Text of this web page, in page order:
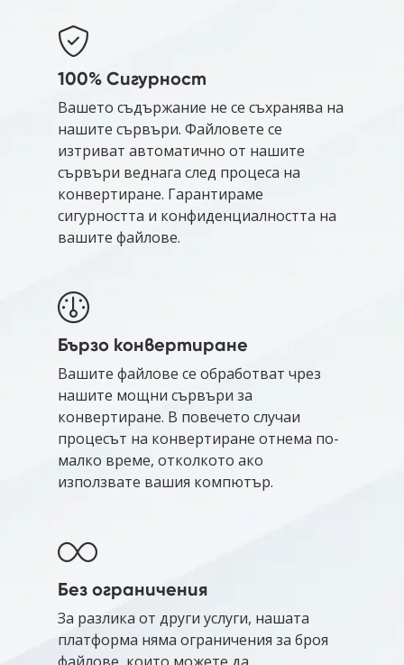
100% Сигурност
Вашето съдържание не се съхранява на
нашите сървъри. Файловете се
изтриват автоматично от нашите
сървъри веднага след процеса на
конвертиране. Гарантираме
сигурността и конфиденциалността на
вашите файлове.
Бързо конвертиране
Вашите файлове се обработват чрез
нашите мощни сървъри за
конвертиране. В повечето случаи
процесът на конвертиране отнема по-
малко време, отколкото ако
използвате вашия компютър.
Без ограничения
За разлика от други услуги, нашата
платформа няма ограничения за броя